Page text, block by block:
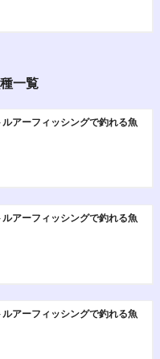
一覧
アーフィッシングで釣れる魚
アーフィッシングで釣れる魚
アーフィッシングで釣れる魚